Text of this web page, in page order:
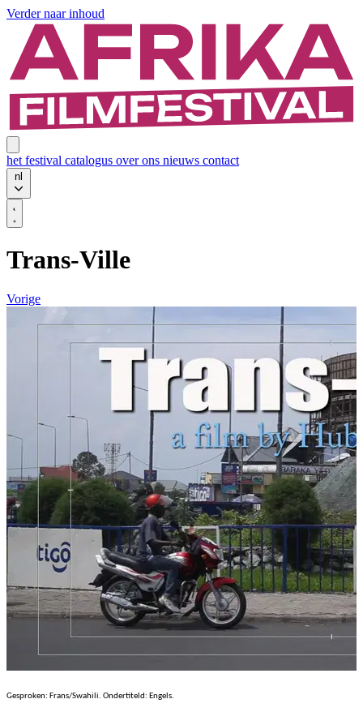
Verder naar inhoud
het festival catalogus over ons nieuws contact
nl
Trans-Ville
Vorige
Gesproken: Frans/Swahili. Ondertiteld: Engels.